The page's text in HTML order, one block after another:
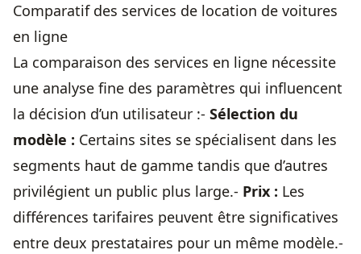
Comparatif des services de location de voitures
en ligne
La comparaison des services en ligne nécessite
une analyse fine des paramètres qui influencent
la décision d’un utilisateur :- Sélection du
modèle : Certains sites se spécialisent dans les
segments haut de gamme tandis que d’autres
privilégient un public plus large.- Prix : Les
différences tarifaires peuvent être significatives
entre deux prestataires pour un même modèle.-